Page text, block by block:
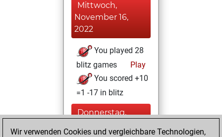
Mittwoch,
November 16,
2022
You played 28
blitz games
Play
You scored +10
=1 -17 in blitz
Donnerstag,
Wir verwenden Cookies und vergleichbare Technologien,